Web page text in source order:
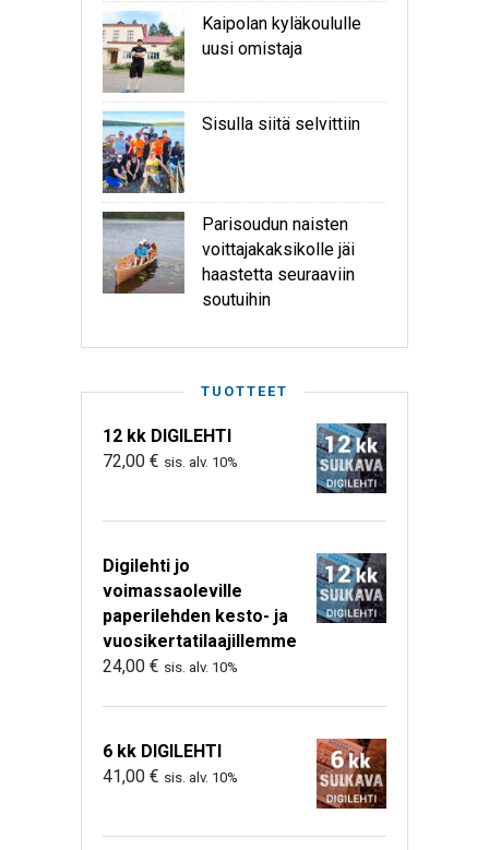
Kaipolan kyläkoululle
uusi omistaja
Sisulla siitä selvittiin
Parisoudun naisten
voittajakaksikolle jäi
haastetta seuraaviin
soutuihin
TUOTTEET
12 kk DIGILEHTI
72,00 € sis. alv. 10%
Digilehti jo
voimassaoleville
paperilehden kesto- ja
vuosikertatilaajillemme
24,00 € sis. alv. 10%
6 kk DIGILEHTI
41,00 € sis. alv. 10%